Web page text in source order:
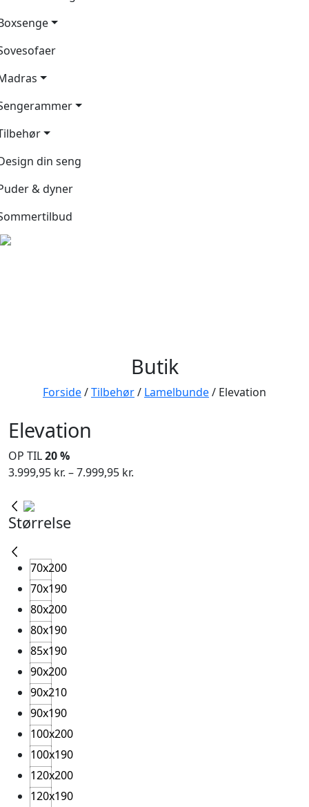
din seng
& dyner
Butik
Forside/Tilbehør/ Lamelbunde/ Elevation
Elevation
OP TIL20 %
3.999,95 kr. –7.999,95 kr.
Størrelse
70x200
70x190
80x200
80x190
85x190
90x200
90x210
90x190
100x200
100x190
120x200
120x190